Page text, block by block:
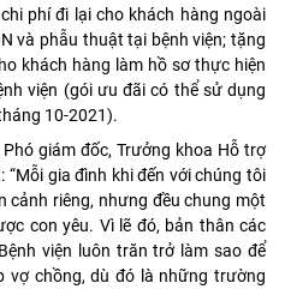
phí đi lại cho khách hàng ngoài
và phẫu thuật tại bệnh viện; tặng
khách hàng làm hồ sơ thực hiện
viện (gói ưu đãi có thể sử dụng
10-2021).
giám đốc, Trưởng khoa Hỗ trợ
“Mỗi gia đình khi đến với chúng tôi
cảnh riêng, nhưng đều chung một
con yêu. Vì lẽ đó, bản thân các
viện luôn trăn trở làm sao để
vợ chồng, dù đó là những trường